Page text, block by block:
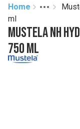
Home
More
Toggle
ml
Mustela NH
750 ml